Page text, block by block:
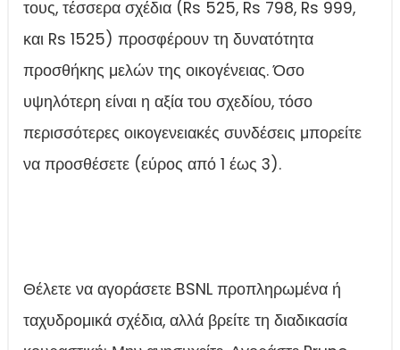
τους, τέσσερα σχέδια (Rs 525, Rs 798, Rs 999,
και Rs 1525) προσφέρουν τη δυνατότητα
προσθήκης μελών της οικογένειας. Όσο
υψηλότερη είναι η αξία του σχεδίου, τόσο
περισσότερες οικογενειακές συνδέσεις μπορείτε
να προσθέσετε (εύρος από 1 έως 3).
Θέλετε να αγοράσετε BSNL προπληρωμένα ή
ταχυδρομικά σχέδια, αλλά βρείτε τη διαδικασία